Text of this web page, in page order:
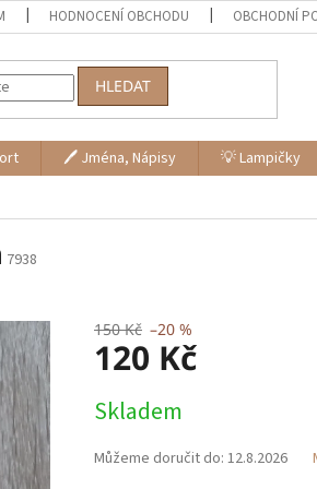
HODNOCENÍ OBCHODU OBCHODNÍ
HLEDAT
🖊 Jména, Nápisy 💡 Lampičky
7938
150 Kč –20 %
120 Kč
cena:
Skladem
Můžeme doručit do: 12.8.2026